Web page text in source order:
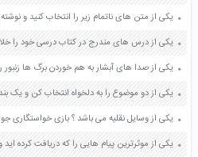
یکی از وسایل نقلیه می باشد ؟ بازی خواستگاری